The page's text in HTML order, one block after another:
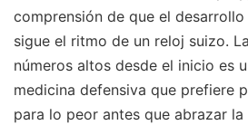
comprensión de que el
sigue el ritmo de un reloj suizo.
números altos desde el inicio es
medicina defensiva que prefiere
para lo peor antes que abrazar